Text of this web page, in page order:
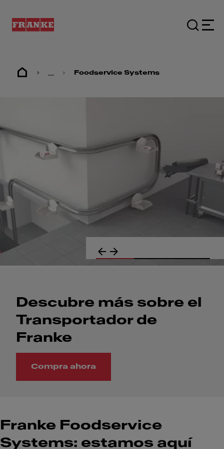
... Foodservice Systems
Descubre más sobre el
Transportador de
Franke
Compra ahora
Franke Foodservice
Systems: estamos aquí